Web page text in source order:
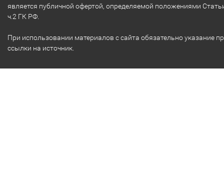
является публичной офертой, определяемой положениями
ч.2 ГК РФ.
При использовании материалов с сайта обязательно указание
ссылки на источник.